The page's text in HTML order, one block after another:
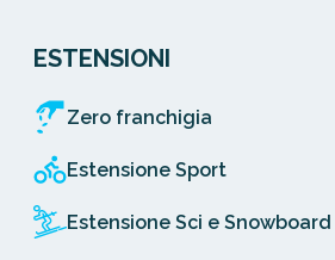
ESTENSIONI
Zero franchigia
Estensione Sport
Estensione Sci e Snowboard